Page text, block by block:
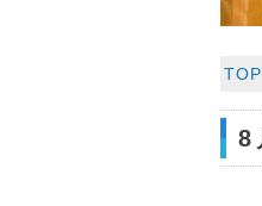
TOP
8